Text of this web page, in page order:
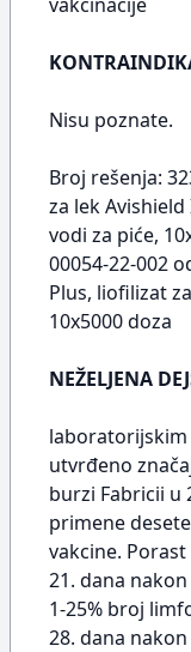
Nisu poznate.
Broj rešenja:
za lek
vodi za piće,
00054-22-002
Plus, liofilizat
10x5000 doza
NEŽELJENA
utvrđeno
burzi Fabricii u
primene
vakcine.
21. dana
1-25% broj
28. dana